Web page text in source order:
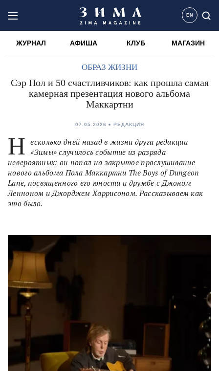
EN
ЖУРНАЛ АФИША КЛУБ МАГАЗИН
ОБРАЗ ЖИЗНИ
Сэр Пол и 50 счастливчиков: как прошла самая
камерная презентация нового альбома
Маккартни
07.05.2026 РЕДАКЦИЯ
Н есколько дней назад в жизни друга редакции
«Зимы» случилось событие из разряда
невероятных: он попал на закрытое прослушивание
нового альбома Пола Маккартни The Boys of Dungeon
Lane, посвященного его юности и дружбе с Джоном
Ленноном и Джорджем Харрисоном. Рассказываем как
это было.